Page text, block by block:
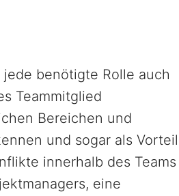
benötigte Rolle auch
Teammitglied
Bereichen und
und sogar als Vorteil
innerhalb des Teams
eine